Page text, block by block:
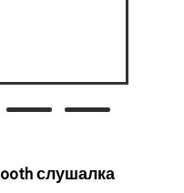
слушалка